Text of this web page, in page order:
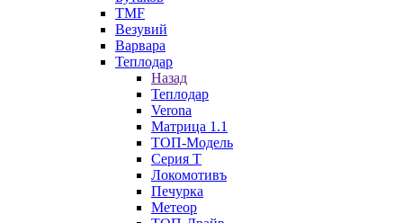
TMF
Везувий
Варвара
Теплодар
Назад
Теплодар
Verona
Матрица 1.1
ТОП-Модель
Серия Т
Локомотивъ
Печурка
Метеор